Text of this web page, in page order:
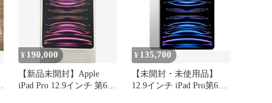
¥ 190,000
【新品未開封】Apple
iPad Pro 12.9インチ 第6世
¥ 135,700
【未開封・未使用品】
12.9インチ iPad Pro第6世